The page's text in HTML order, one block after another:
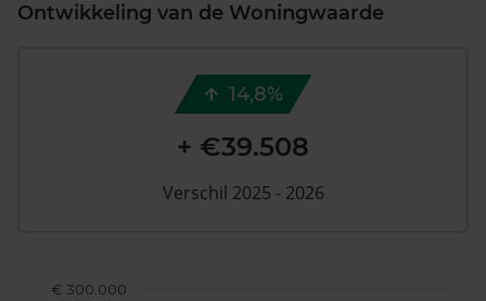
Ontwikkeling van de Woningwaarde
€ 300.000
14,8%
+ €39.508
Verschil 2025 - 2026